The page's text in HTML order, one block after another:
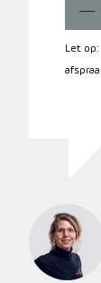
Let